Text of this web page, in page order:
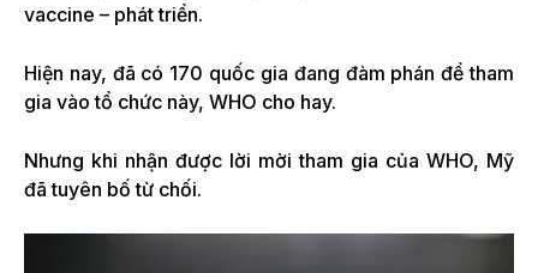
vaccine – phát triển.
Hiện nay, đã có 170 quốc gia đang đàm phán để tham
gia vào tổ chức này, WHO cho hay.
Nhưng khi nhận được lời mời tham gia của WHO, Mỹ
đã tuyên bố từ chối.